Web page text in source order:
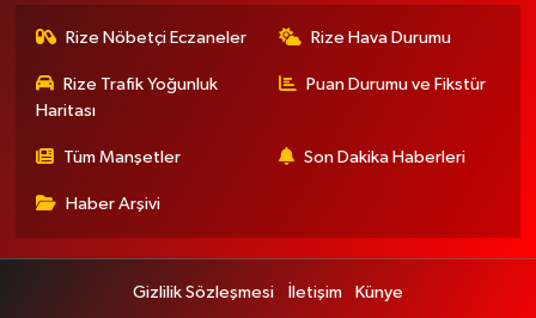
Rize Nöbetçi Eczaneler Rize Hava Durumu
Rize Trafik Yoğunluk
Haritası
Puan Durumu ve Fikstür
Tüm Manşetler Son Dakika Haberleri
Haber Arşivi
Gizlilik Sözleşmesi İletişim Künye